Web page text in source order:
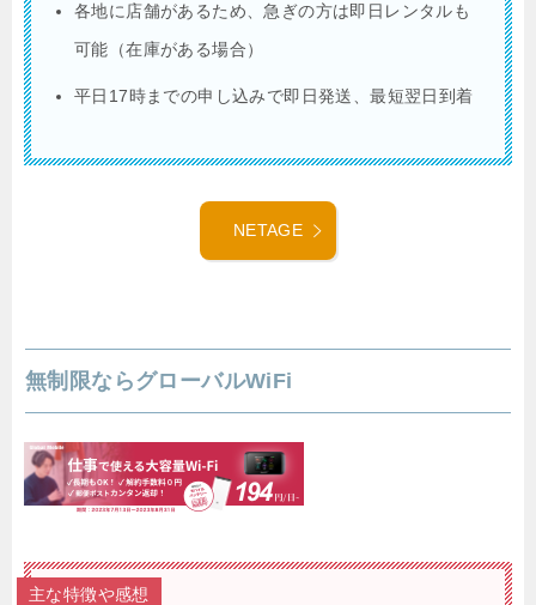
各地に店舗があるため、急ぎの方は即日レンタルも
可能（在庫がある場合）
平日17時までの申し込みで即日発送、最短翌日到着
NETAGE
無制限ならグローバルWiFi
主な特徴や感想